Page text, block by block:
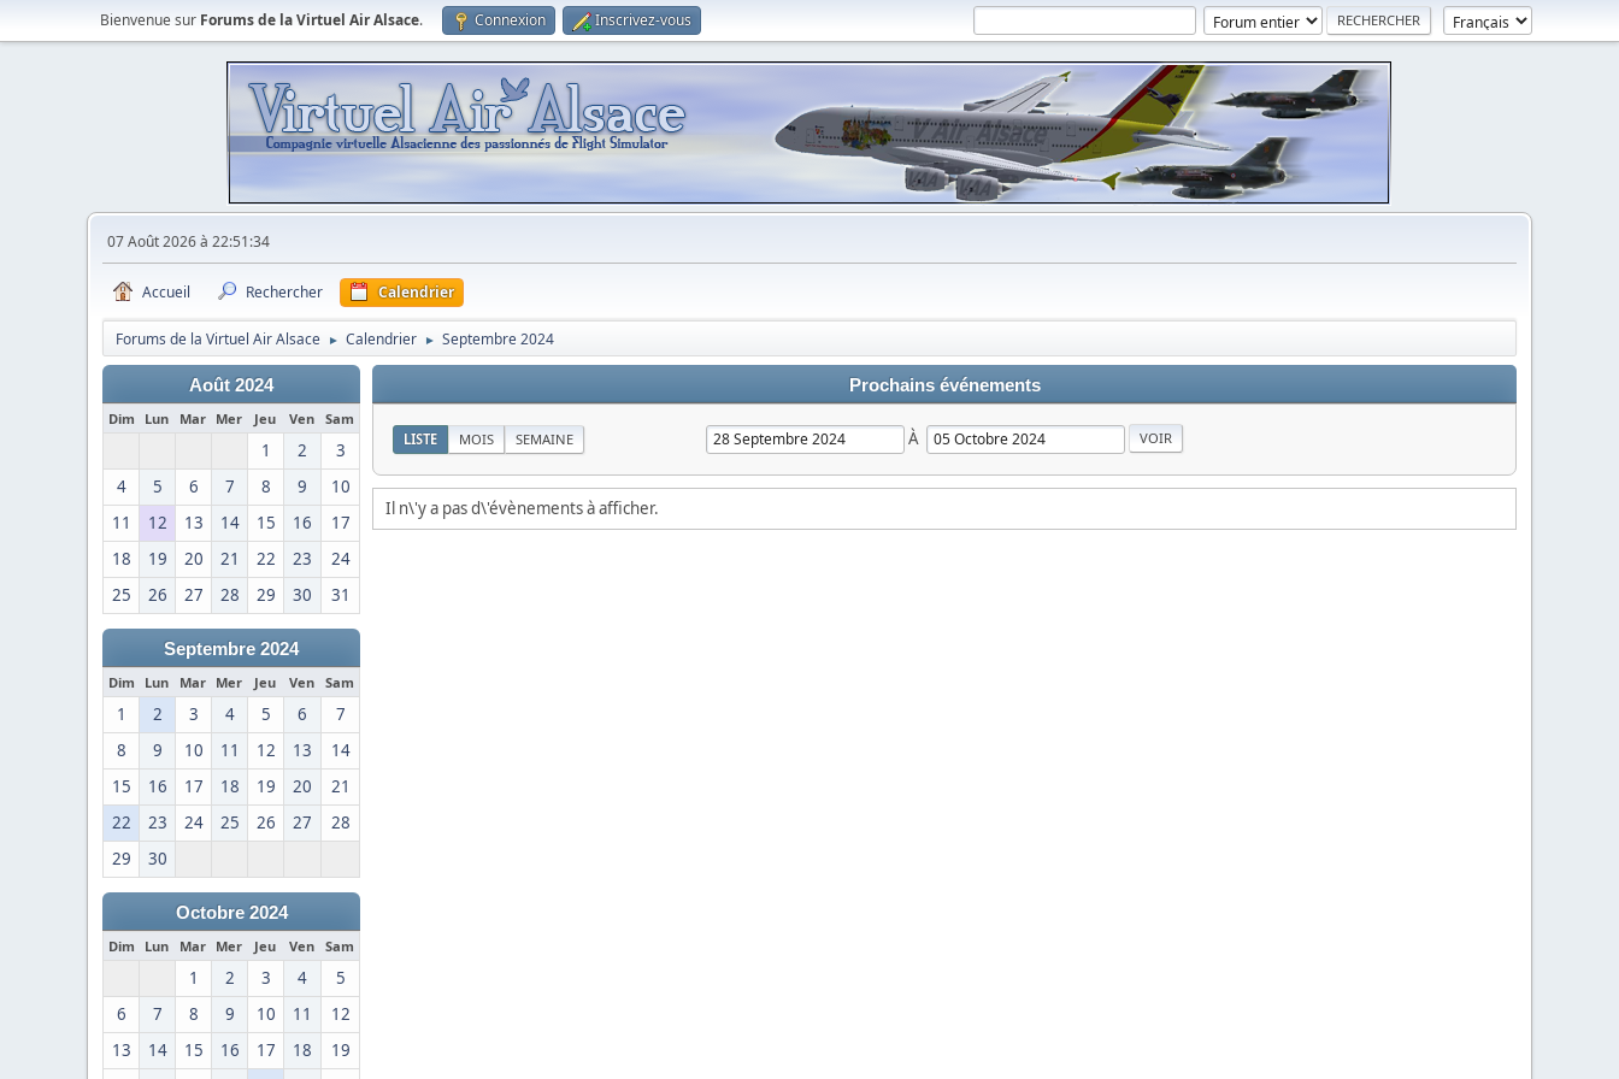
Bienvenue sur Forums de la Virtuel Air Alsace. Connexion Inscrivez-vous
07 Août 2026 à 22:51:34
Accueil Rechercher Calendrier
Forums de la Virtuel Air Alsace ► Calendrier ► Septembre 2024
Août 2024
Dim Lun Mar Mer Jeu Ven Sam
1 2
3
4
5 6 7 8 9
10
11
12 13 14 15 16
17
18
19 20 21 22 23
24
25
26 27 28 29 30 31
Septembre 2024
Dim Lun Mar Mer Jeu Ven Sam
1 2 3 4 5 6
7
8
9 10 11 12 13
14
15
16 17 18 19 20
21
22
23 24 25 26 27
28
29
30
Octobre 2024
Dim Lun Mar Mer Jeu Ven Sam
1 2 3 4
5
6
7 8 9 10 11
12
13
14 15 16 17 18
19
Prochains événements
LISTE MOIS SEMAINE À
Il n\'y a pas d\'évènements à afficher.